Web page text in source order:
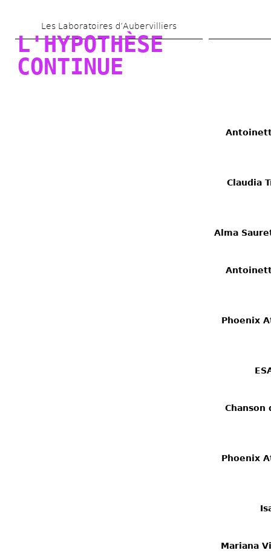
au
contenu
principal
Les Laboratoires d’Aubervilliers
L'HYPOTHÈSE
CONTINUE
Claudia
Alma
Phoenix
Chanson
Phoenix
Mariana